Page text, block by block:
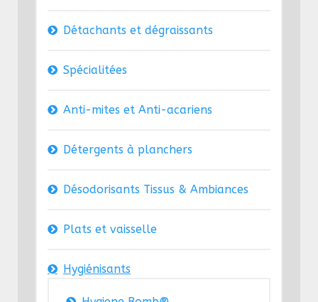
Détachants et dégraissants
Spécialitées
Anti-mites et Anti-acariens
Détergents à planchers
Désodorisants Tissus & Ambiances
Plats et vaisselle
Hygiénisants